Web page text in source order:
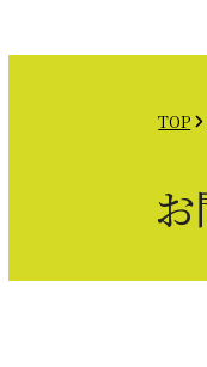
to mobile
mobile
TOP